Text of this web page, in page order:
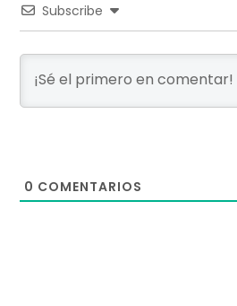
Subscribe
0 COMENTARIOS